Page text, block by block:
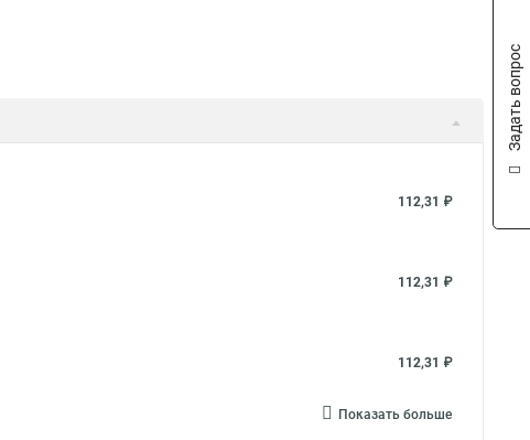
112,31 ₽
112,31 ₽
112,31 ₽
Показать больше
Задать вопрос